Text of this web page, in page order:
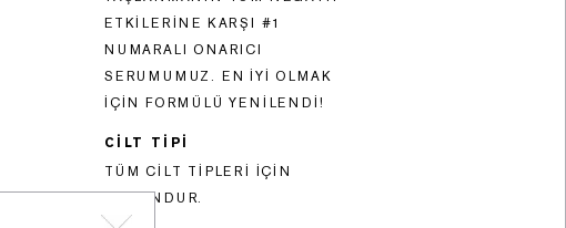
ETKILERINE KARŞI #1
NUMARALI ONARICI
SERUMUMUZ. EN IYI OLMAK
IÇIN FORMÜLÜ YENILENDI!
CİLT TİPİ
TÜM CILT TIPLERI IÇIN
UYGUNDUR.